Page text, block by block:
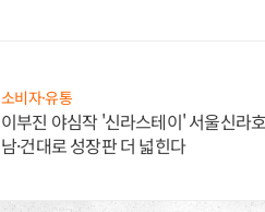
소비자·유통
이부진 야심작 '신라스테이' 서울신라
남·건대로 성장판 더 넓힌다